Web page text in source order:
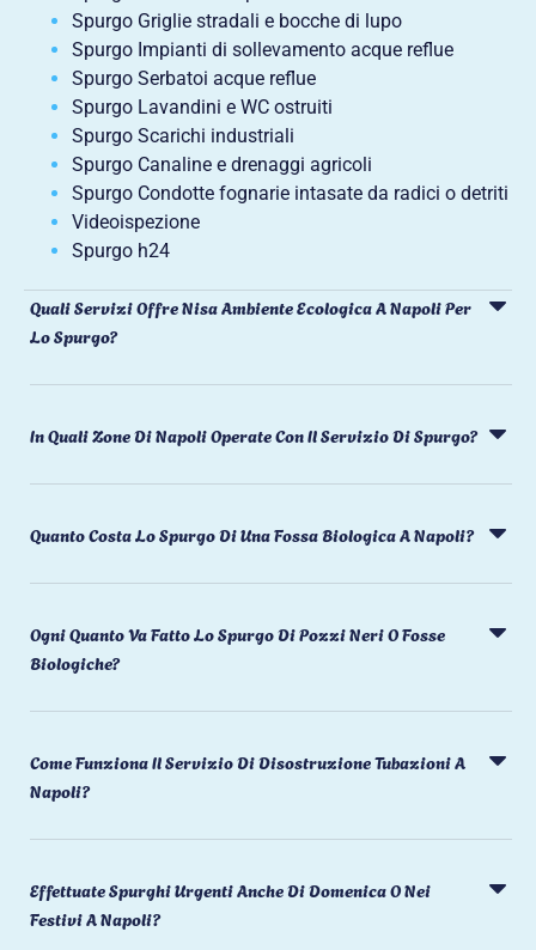
Spurgo Griglie stradali e bocche di lupo
Spurgo Impianti di sollevamento acque reflue
Spurgo Serbatoi acque reflue
Spurgo Lavandini e WC ostruiti
Spurgo Scarichi industriali
Spurgo Canaline e drenaggi agricoli
Spurgo Condotte fognarie intasate da radici o detriti
Videoispezione
Spurgo h24
Quali Servizi Offre Nisa Ambiente Ecologica A Napoli Per
Lo Spurgo?
In Quali Zone Di Napoli Operate Con Il Servizio Di Spurgo?
Quanto Costa Lo Spurgo Di Una Fossa Biologica A Napoli?
Ogni Quanto Va Fatto Lo Spurgo Di Pozzi Neri O Fosse
Biologiche?
Come Funziona Il Servizio Di Disostruzione Tubazioni A
Napoli?
Effettuate Spurghi Urgenti Anche Di Domenica O Nei
Festivi A Napoli?